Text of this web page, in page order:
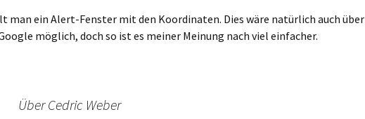
man ein Alert-Fenster mit den Koordinaten. Dies wäre natürlich auch über
möglich, doch so ist es meiner Meinung nach viel einfacher.
Über Cedric Weber